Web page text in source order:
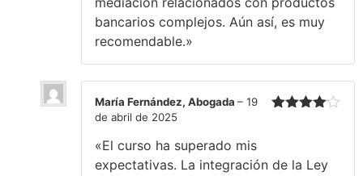
bancarios complejos. Aún así, es muy
recomendable.»
María Fernández, Abogada – 19
de abril de 2025
«El curso ha superado mis
expectativas. La integración de la Ley